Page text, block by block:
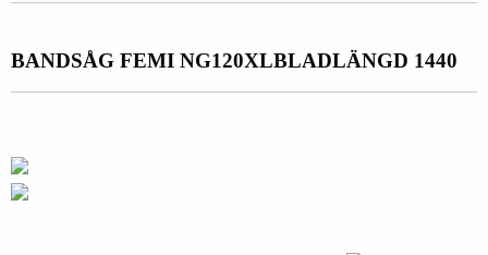
BANDSÅG FEMI NG120XLBLADLÄNGD 1440